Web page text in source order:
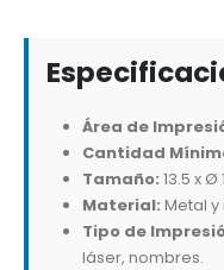
Área de
Cantidad
Tamaño: 13.5 x Ø
Material: Metal
Tipo de
láser, nombres.